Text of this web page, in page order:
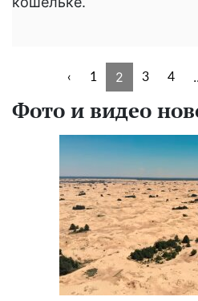
‹ 1 2 3 4
Фото и видео